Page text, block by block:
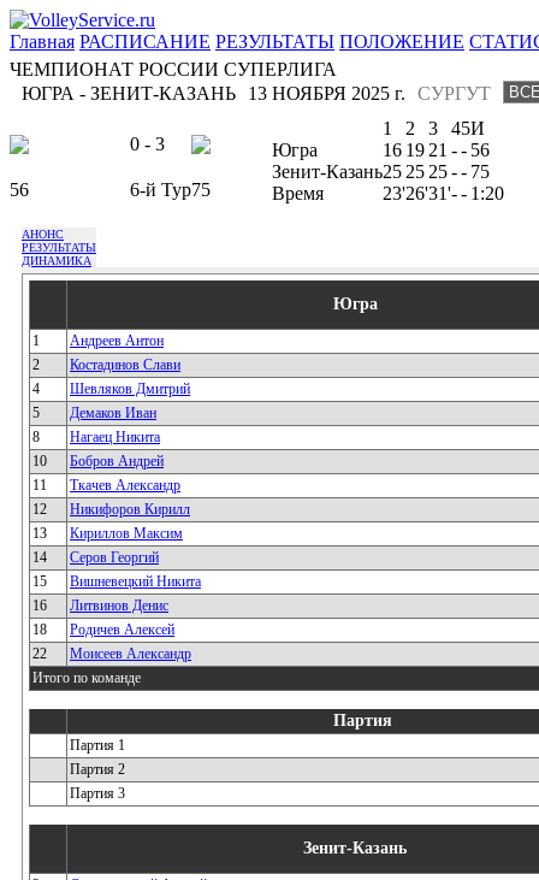
Главная РАСПИСАНИЕ РЕЗУЛЬТАТЫ ПОЛОЖЕНИЕ
ЧЕМПИОНАТ РОССИИ СУПЕРЛИГА
ЮГРА - ЗЕНИТ-КАЗАНЬ
СУРГУТ
13 НОЯБРЯ 2025 г.
0 - 3
56 6-й Тур75
1 2 3 45И
Югра
16 19 21 -- 56
Зенит-Казань25 25 25-- 75
Время
23'26'31'-- 1:20
АНОНС
РЕЗУЛЬТАТЫ
ДИНАМИКА
Югра
1
Андреев Антон
2
Костадинов Слави
4
Шевляков Дмитрий
5
Демаков Иван
8
Нагаец Никита
10
Бобров Андрей
11
Ткачев Александр
12
Никифоров Кирилл
13
Кириллов Максим
14
Серов Георгий
15
Вишневецкий Никита
16
Литвинов Денис
18
Родичев Алексей
22
Моисеев Александр
Итого по команде
Партия
Партия 1
Партия 2
Партия 3
Зенит-Казань